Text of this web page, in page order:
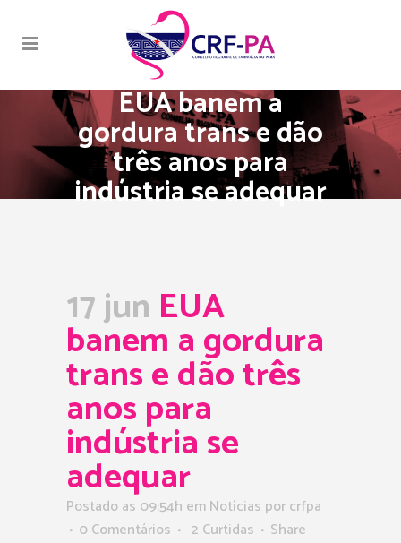
EUA banem a
gordura trans e dão
três anos para
indústria se adequar
17 jun EUA
banem a gordura
trans e dão três
anos para
indústria se
adequar
Postado as 09:54h emNotícias porcrfpa
0 Comentários
2 Curtidas Share